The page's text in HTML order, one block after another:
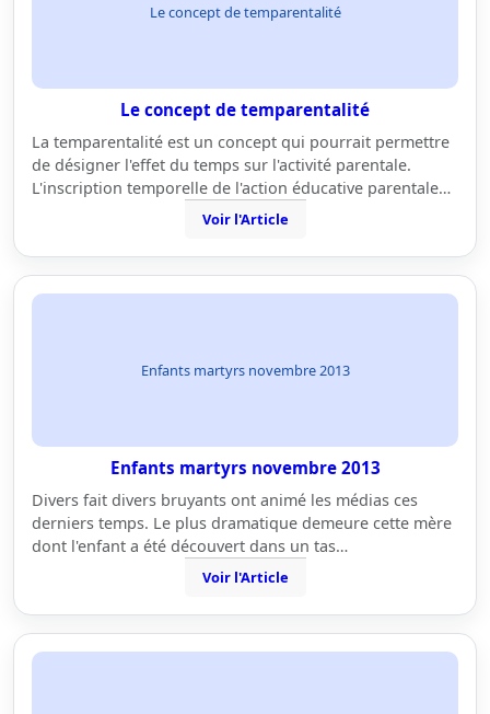
Le concept de temparentalité
Le concept de temparentalité
La temparentalité est un concept qui pourrait permettre
de désigner l'effet du temps sur l'activité parentale.
L'inscription temporelle de l'action éducative parentale…
Voir l'Article
Enfants martyrs novembre 2013
Enfants martyrs novembre 2013
Divers fait divers bruyants ont animé les médias ces
derniers temps. Le plus dramatique demeure cette mère
dont l'enfant a été découvert dans un tas…
Voir l'Article